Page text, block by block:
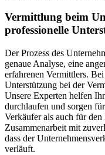
Vermittlung beim
professionelle
Der Prozess des
genaue Analyse, eine
erfahrenen Vermittlers.
Unterstützung bei der
Unsere Experten helfen
durchlaufen und sorgen
Verkäufer als auch für
Zusammenarbeit mit
dass der
verläuft.